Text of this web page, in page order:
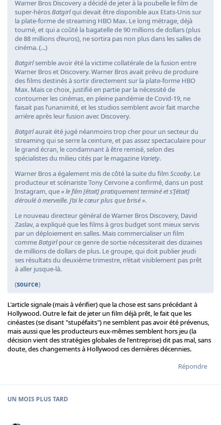
Warner Bros Discovery a décidé de jeter à la poubelle le film de
super-hérosBatgirlqui devait être disponible aux Etats-Unis sur
la plate-forme de streaming HBO Max. Le long métrage, déjà
tourné, et qui a coûté la bagatelle de 90 millions de dollars (plus
de 88 millions d’euros), ne sortira pas non plus dans les salles de
cinéma. (...)
Batgirlsemble avoir été la victime collatérale de la fusion entre
Warner Bros et Discovery. Warner Bros avait prévu de produire
des films destinés à sortir directement sur la plate-forme HBO
Max. Mais ce choix, justifié en partie par la nécessité de
contourner les cinémas, en pleine pandémie de Covid-19, ne
faisait pas l’unanimité, et les studios semblent avoir fait marche
arrière après leur fusion avec Discovery.
Batgirlaurait été jugé néanmoins trop cher pour un secteur du
streaming qui se serre la ceinture, et pas assez spectaculaire pour
le grand écran, le condamnant à être remisé, selon des
spécialistes du milieu cités par le magazine Variety.
Warner Bros a également mis de côté la suite du film Scooby. Le
producteur et scénariste Tony Cervone a confirmé, dans un post
Instagram, que« le film [était] pratiquement terminé et s’[était]
déroulé à merveille. J’ai le cœur plus que brisé ».
Le nouveau directeur général de Warner Bros Discovery, David
Zaslav, a expliqué que les films à gros budget sont mieux servis
par un déploiement en salles. Mais commercialiser un film
commeBatgirlpour ce genre de sortie nécessiterait des dizaines
de millions de dollars de plus. Le groupe, qui doit publier jeudi
ses résultats du deuxième trimestre, n’était visiblement pas prêt
à aller jusque-là.
(source)
L'article signale (mais à vérifier) que la chose est sans précédant à
Hollywood. Outre le fait de jeter un film déjà prêt, le fait que les
cinéastes (se disant "stupéfaits") ne semblent pas avoir été prévenus,
mais aussi que les producteurs eux-mêmes semblent hors jeu (la
décision vient des stratégies globales de l'entreprise) dit pas mal, sans
doute, des changements à Hollywood ces dernières décennies.
Répondre
UN MOIS PLUS TARD